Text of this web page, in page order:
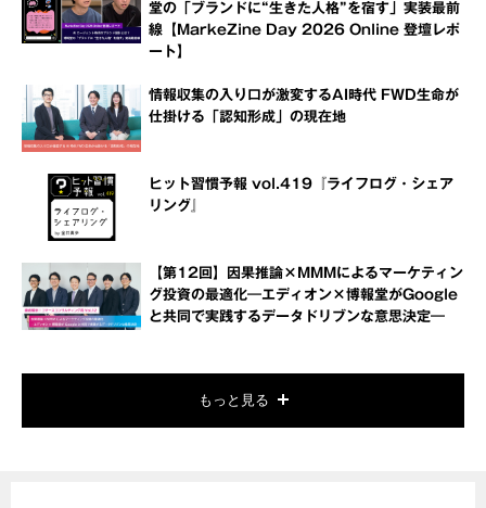
堂の「ブランドに“生きた人格”を宿す」実装最前
線【MarkeZine Day 2026 Online 登壇レポ
ート】
情報収集の入り口が激変するAI時代 FWD生命が
仕掛ける「認知形成」の現在地
ヒット習慣予報 vol.419『ライフログ・シェア
リング』
【第12回】因果推論×MMMによるマーケティン
グ投資の最適化―エディオン×博報堂がGoogle
と共同で実践するデータドリブンな意思決定―
もっと見る